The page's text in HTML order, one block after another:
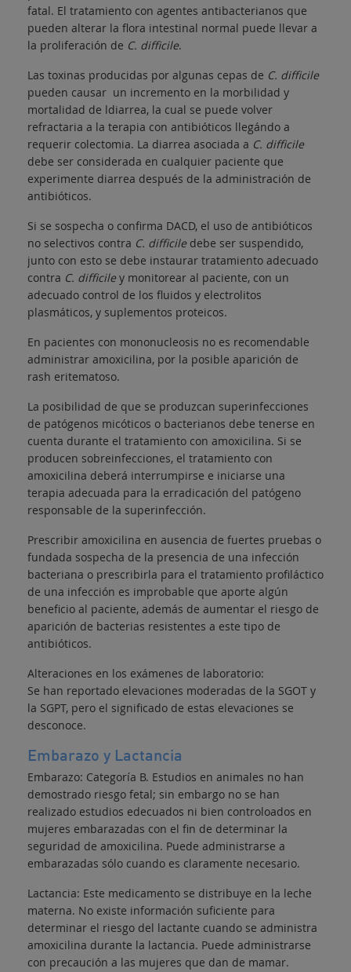
fatal. El tratamiento con agentes antibacterianos que
pueden alterar la flora intestinal normal puede llevar a
la proliferación de C. difficile.
Las toxinas producidas por algunas cepas de C. difficile
pueden causar un incremento en la morbilidad y
mortalidad de ldiarrea, la cual se puede volver
refractaria a la terapia con antibióticos llegándo a
requerir colectomia. La diarrea asociada a C. difficile
debe ser considerada en cualquier paciente que
experimente diarrea después de la administración de
antibióticos.
Si se sospecha o confirma DACD, el uso de antibióticos
no selectivos contra C. difficiledebe ser suspendido,
junto con esto se debe instaurar tratamiento adecuado
contra C. difficiley monitorear al paciente, con un
adecuado control de los fluidos y electrolitos
plasmáticos, y suplementos proteicos.
En pacientes con mononucleosis no es recomendable
administrar amoxicilina, por la posible aparición de
rash eritematoso.
La posibilidad de que se produzcan superinfecciones
de patógenos micóticos o bacterianos debe tenerse en
cuenta durante el tratamiento con amoxicilina. Si se
producen sobreinfecciones, el tratamiento con
amoxicilina deberá interrumpirse e iniciarse una
terapia adecuada para la erradicación del patógeno
responsable de la superinfección.
Prescribir amoxicilina en ausencia de fuertes pruebas o
fundada sospecha de la presencia de una infección
bacteriana o prescribirla para el tratamiento profiláctico
de una infección es improbable que aporte algún
beneficio al paciente, además de aumentar el riesgo de
aparición de bacterias resistentes a este tipo de
antibióticos.
Alteraciones en los exámenes de laboratorio:
Se han reportado elevaciones moderadas de la SGOT y
la SGPT, pero el significado de estas elevaciones se
desconoce.
Embarazo y Lactancia
Embarazo: Categoría B. Estudios en animales no han
demostrado riesgo fetal; sin embargo no se han
realizado estudios edecuados ni bien controloados en
mujeres embarazadas con el fin de determinar la
seguridad de amoxicilina. Puede administrarse a
embarazadas sólo cuando es claramente necesario.
Lactancia: Este medicamento se distribuye en la leche
materna. No existe información suficiente para
determinar el riesgo del lactante cuando se administra
amoxicilina durante la lactancia. Puede administrarse
con precaución a las mujeres que dan de mamar.